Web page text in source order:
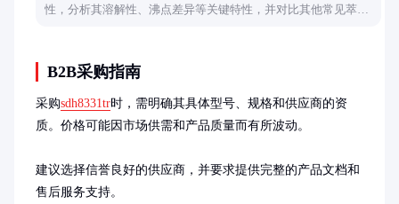
性，分析其溶解性、沸点差异等关键特性，并对比其他常见萃取
B2B采购指南
采购sdh8331tr时，需明确其具体型号、规格和供应商的资
质。价格可能因市场供需和产品质量而有所波动。
建议选择信誉良好的供应商，并要求提供完整的产品文档和
售后服务支持。